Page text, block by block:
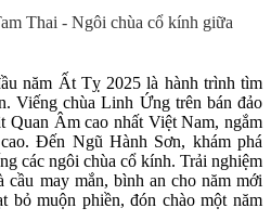
Thai - Ngôi chùa cổ kính giữa
năm Ất Tỵ 2025 là hành trình tìm
Viếng chùa Linh Ứng trên bán đảo
Quan Âm cao nhất Việt Nam, ngắm
Đến Ngũ Hành Sơn, khám phá
các ngôi chùa cổ kính. Trải nghiệm
may mắn, bình an cho năm mới
bỏ muộn phiền, đón chào một năm